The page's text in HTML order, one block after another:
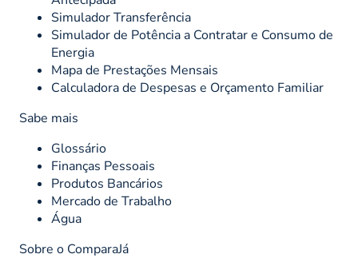
Simulador Transferência
Simulador de Potência a Contratar e Consumo de
Energia
Mapa de Prestações Mensais
Calculadora de Despesas e Orçamento Familiar
Sabe mais
Glossário
Finanças Pessoais
Produtos Bancários
Mercado de Trabalho
Água
Sobre o ComparaJá